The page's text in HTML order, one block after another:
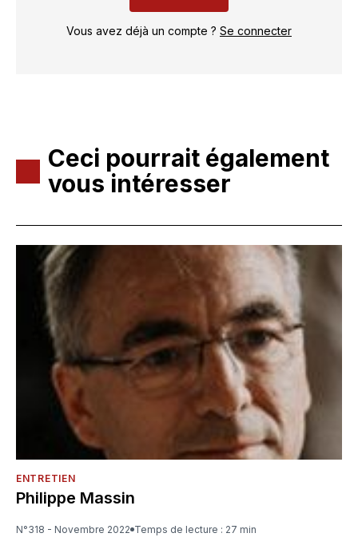
Vous avez déjà un compte ? Se connecter
Ceci pourrait également
vous intéresser
ENTRETIEN
Philippe Massin
N°318 - Novembre 2022 Temps de lecture : 27 min